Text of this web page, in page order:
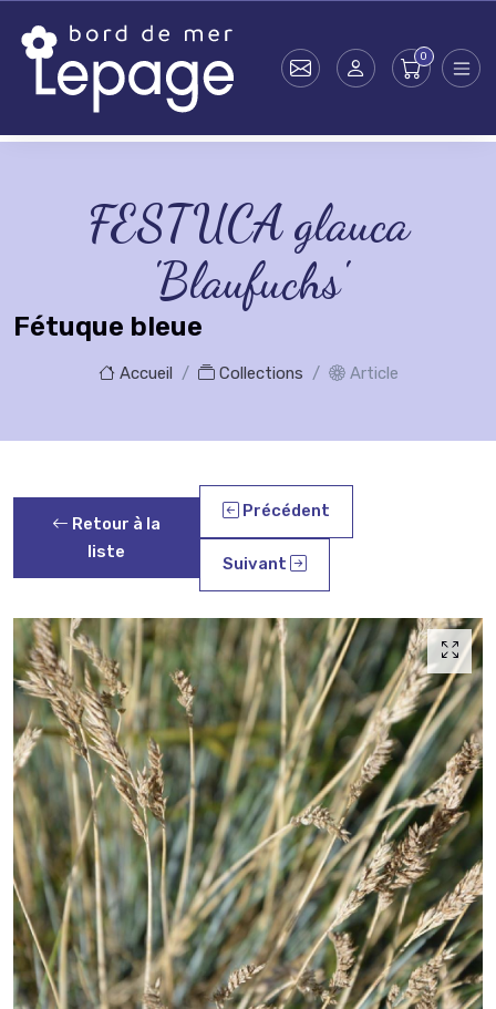
FESTUCA glauca
'Blaufuchs'
Fétuque bleue
Accueil Collections Article
Retour à la
liste
Précédent
Suivant